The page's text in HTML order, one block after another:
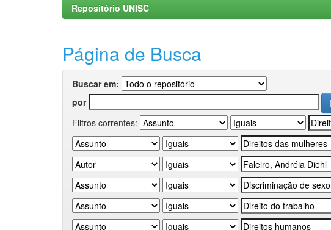
Repositório UNISC
Página de Busca
Buscar em:
por
Filtros correntes: